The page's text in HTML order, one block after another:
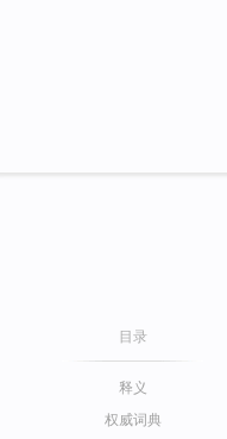
目录
释义
权威词典